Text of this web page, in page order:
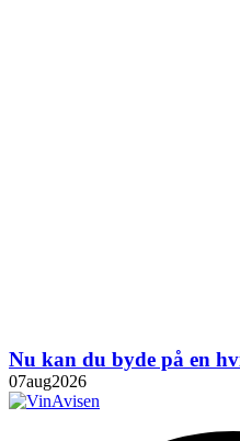
Nu kan du byde på en
07aug2026